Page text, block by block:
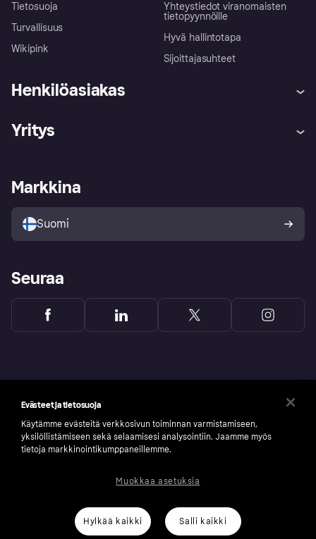
Tietosuoja
Turvallisuus
Wikipink
Yhteystiedot viranomaisten
tietopyynnöille
Hyvä hallintotapa
Sijoittajasuhteet
Henkilöasiakas
Ohje
Kirjaudu sisään
Tutustu kauppoihin
Ostajan turva
Yritys
Kirjaudu sisään yrityksenä
Markkina
Suomi
Seuraa
number: 556737-0431
Klarnan evästeselosteKlarna.com
Evästeet ja tietosuoja
Käytämme evästeitä verkkosivun toiminnan varmistamiseen,
yksilöllistämiseen sekä selaamisesi analysointiin. Jaamme myös
tietoja markkinointikumppaneillemme.
Hylkää kaikki Salli kaikki
Muokkaa asetuksia